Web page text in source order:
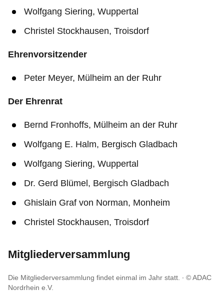
Wolfgang Siering, Wuppertal
Christel Stockhausen, Troisdorf
Ehrenvorsitzender
Peter Meyer, Mülheim an der Ruhr
Der Ehrenrat
Bernd Fronhoffs, Mülheim an der Ruhr
Wolfgang E. Halm, Bergisch Gladbach
Wolfgang Siering, Wuppertal
Dr. Gerd Blümel, Bergisch Gladbach
Ghislain Graf von Norman, Monheim
Christel Stockhausen, Troisdorf
Mitgliederversammlung
Die Mitgliederversammlung findet einmal im Jahr statt.
© ADAC
Nordrhein e.V.